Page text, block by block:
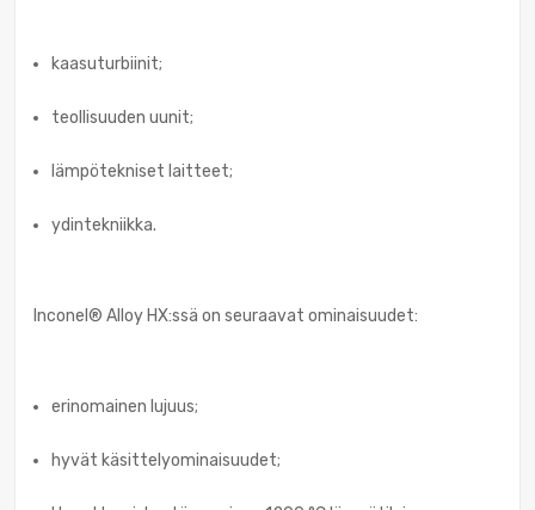
kaasuturbiinit;
teollisuuden uunit;
lämpötekniset laitteet;
ydintekniikka.
Inconel® Alloy HX:ssä on seuraavat ominaisuudet:
erinomainen lujuus;
hyvät käsittelyominaisuudet;